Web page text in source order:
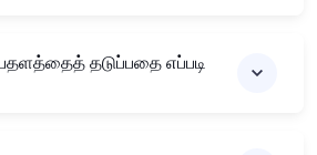
தடுப்பதை எப்படி